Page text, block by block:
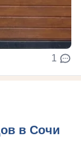
1
в Сочи